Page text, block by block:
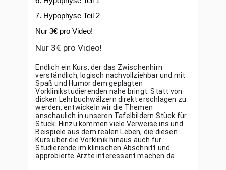
7. Hypophyse Teil 2
Nur 3€ pro Video!
Nur 3€ pro Video!
Endlich ein Kurs, der das Zwischenhirn
verständlich, logisch nachvollziehbar und mit
Spaß und Humor dem geplagten
Vorklinikstudierenden nahe bringt. Statt von
dicken Lehrbuchwälzern direkt erschlagen zu
werden, entwickeln wir die Themen
anschaulich in unseren Tafelbildern Stück für
Stück. Hinzu kommen viele Verweise ins und
Beispiele aus dem realen Leben, die diesen
Kurs über die Vorklinik hinaus auch für
Studierende im klinischen Abschnitt und
approbierte Ärzte interessant machen.da